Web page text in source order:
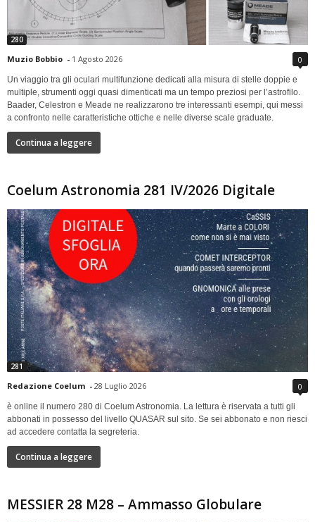
280
Muzio Bobbio - 1 Agosto 2026 0
Un viaggio tra gli oculari multifunzione dedicati alla misura di stelle doppie e
multiple, strumenti oggi quasi dimenticati ma un tempo preziosi per l’astrofilo.
Baader, Celestron e Meade ne realizzarono tre interessanti esempi, qui messi
a confronto nelle caratteristiche ottiche e nelle diverse scale graduate.
Continua a leggere
Coelum Astronomia 281 IV/2026 Digitale
281
Redazione Coelum - 28 Luglio 2026 0
è online il numero 280 di Coelum Astronomia. La lettura è riservata a tutti gli
abbonati in possesso del livello QUASAR sul sito. Se sei abbonato e non riesci
ad accedere contatta la segreteria.
Continua a leggere
MESSIER 28 M28 – Ammasso Globulare